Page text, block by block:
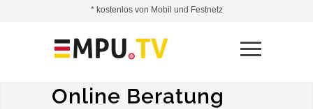
Online Beratung
* kostenlos von Mobil und Festnetz